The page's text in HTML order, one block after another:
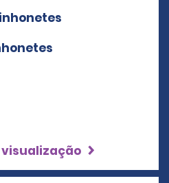
visualização